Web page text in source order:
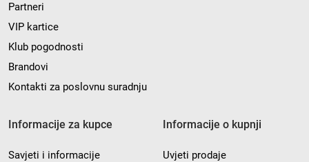
Partneri
VIP kartice
Klub pogodnosti
Brandovi
Kontakti za poslovnu suradnju
Informacije za kupce
Savjeti i informacije
Informacije o kupnji
Uvjeti prodaje